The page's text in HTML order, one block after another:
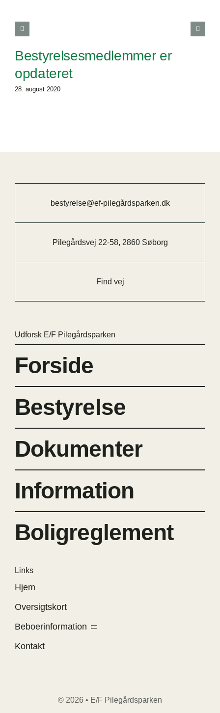
Bestyrelsesmedlemmer er
opdateret
28. august 2020
bestyrelse@ef-pilegårdsparken.dk
Pilegårdsvej 22-58, 2860 Søborg
Find vej
Udforsk E/F Pilegårdsparken
Forside
Bestyrelse
Dokumenter
Information
Boligreglement
Links
Hjem
Oversigtskort
Beboerinformation
Kontakt
© 2026 • E/F Pilegårdsparken